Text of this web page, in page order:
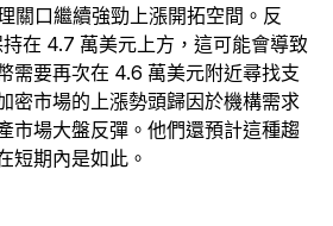
關口繼續強勁上漲開拓空間。反
在 4.7 萬美元上方，這可能會導致
需要再次在 4.6 萬美元附近尋找支
密市場的上漲勢頭歸因於機構需求
市場大盤反彈。他們還預計這種趨
短期內是如此。